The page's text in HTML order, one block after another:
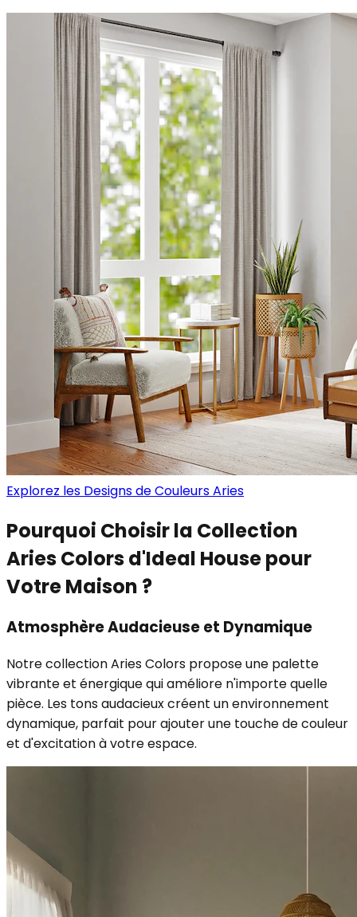
Explorez les Designs de Couleurs Aries
Pourquoi Choisir la Collection
Aries Colors d'Ideal House pour
Votre Maison ?
Atmosphère Audacieuse et Dynamique
Notre collection Aries Colors propose une palette
vibrante et énergique qui améliore n'importe quelle
pièce. Les tons audacieux créent un environnement
dynamique, parfait pour ajouter une touche de couleur
et d'excitation à votre espace.